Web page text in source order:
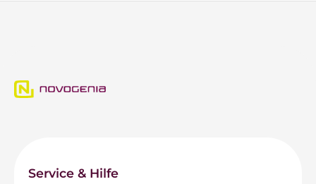
Service & Hilfe